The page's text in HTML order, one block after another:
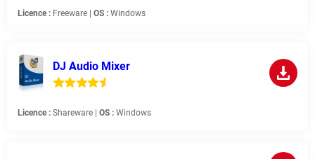
Licence : Freeware | OS : Windows
DJ Audio Mixer
Licence : Shareware | OS : Windows